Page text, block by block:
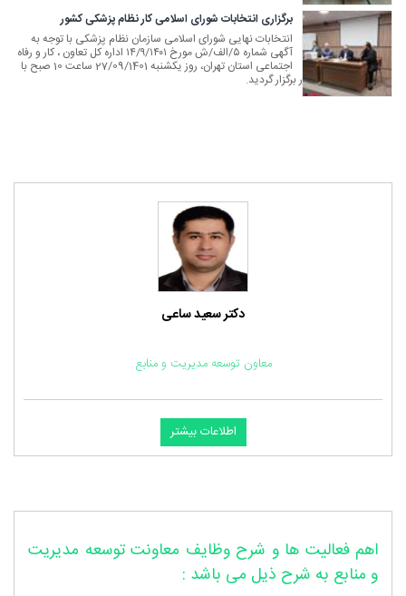
برگزاری انتخابات شورای اسلامی کار نظام پزشکی کشور
انتخابات نهایی شورای اسلامی سازمان نظام پزشکی با توجه به
آگهی شماره ۵/الف/ش مورخ ۱۴/۹/۱۴۰۱ اداره کل تعاون ، کار و رفاه
اجتماعی استان تهران، روز یکشنبه 27/09/1401 ساعت 10 صبح با
حضور نماینده اداره کار برگزار گردید.
دکتر سعید ساعی
معاون توسعه مدیریت و منابع
اطلاعات بیشتر
اهم فعالیت ها و شرح وظایف معاونت توسعه مدیریت
و منابع به شرح ذیل می باشد :